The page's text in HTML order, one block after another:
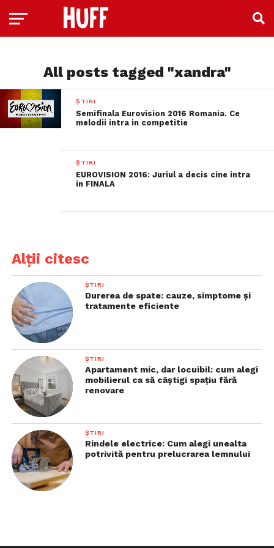
All posts tagged "xandra"
ȘTIRI
Semifinala Eurovision 2016 Romania. Ce
melodii intra in competitie
ȘTIRI
EUROVISION 2016: Juriul a decis cine intra
in FINALA
Alții citesc
ȘTIRI
Durerea de spate: cauze, simptome și
tratamente eficiente
ȘTIRI
Apartament mic, dar locuibil: cum alegi
mobilierul ca să câștigi spațiu fără
renovare
ȘTIRI
Rindele electrice: Cum alegi unealta
potrivită pentru prelucrarea lemnului